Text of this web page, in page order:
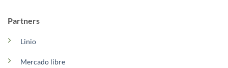
Partners
Linio
Mercado libre